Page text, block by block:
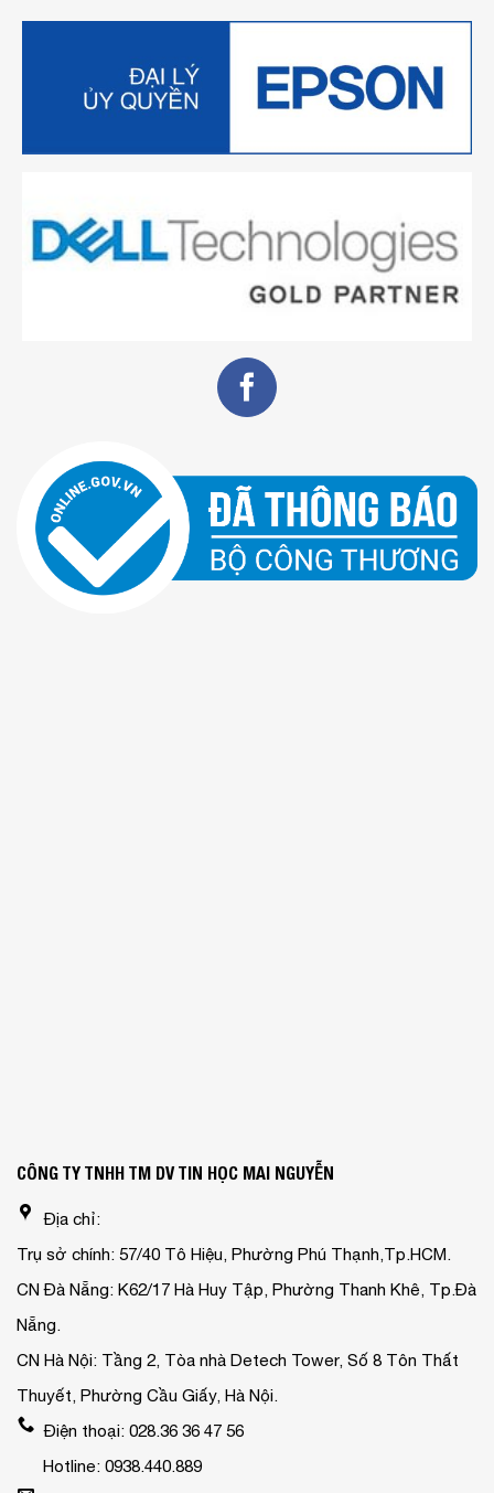
CÔNG TY TNHH TM DV TIN HỌC MAI NGUYỄN
Địa chỉ:
Trụ sở chính: 57/40 Tô Hiệu, Phường Phú Thạnh,Tp.HCM.
CN Đà Nẵng: K62/17 Hà Huy Tập, Phường Thanh Khê, Tp.Đà
Nẵng.
CN Hà Nội: Tầng 2, Tòa nhà Detech Tower, Số 8 Tôn Thất
Thuyết, Phường Cầu Giấy, Hà Nội.
Điện thoại: 028.36 36 47 56
Hotline: 0938.440.889